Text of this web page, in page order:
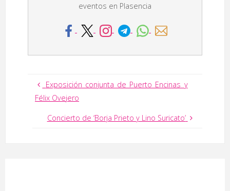
eventos en Plasencia
Exposición conjunta de Puerto Encinas y
Félix Ovejero
Concierto de ‘Borja Prieto y Lino Suricato’